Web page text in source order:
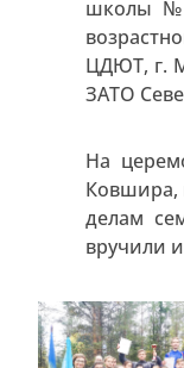
школы
ЦДЮТ, г.
ЗАТО
На
Ковшира,
делам
вручили